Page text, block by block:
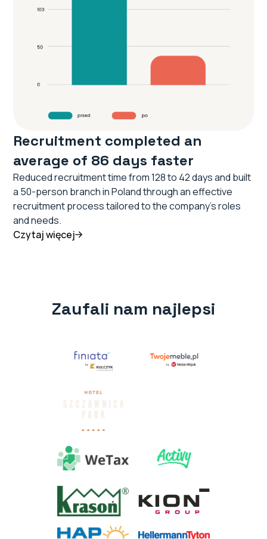
Recruitment completed an
average of 86 days faster
Reduced recruitment time from 128 to 42 days and built
a 50-person branch in Poland through an effective
recruitment process tailored to the company’s roles
and needs.
Czytaj więcej
Zaufali nam najlepsi